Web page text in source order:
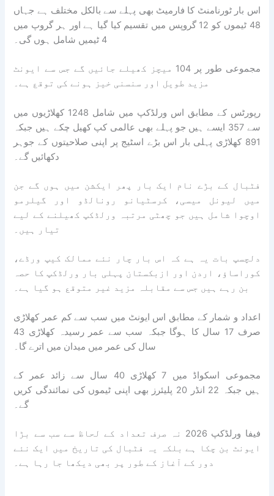
اس بار ٹورنامنٹ کا فارمیٹ بھی پہلے سے بالکل مختلف ہے جہاں
48 ٹیموں کو 12 گروپس میں تقسیم کیا گیا ہے اور ہر گروپ میں
4 ٹیمیں شامل ہوں گی۔
مجموعی طور پر 104 میچز کھیلے جائیں گے جس سے ایونٹ
مزید طویل اور سنسنی خیز ہونے کی توقع ہے۔
رپورٹس کے مطابق اس ورلڈکپ میں شامل 1248 کھلاڑیوں میں
سے 357 ایسے ہیں جو پہلے بھی عالمی کپ کھیل چکے ہیں جبکہ
891 کھلاڑی پہلی بار اس بڑے اسٹیج پر اپنی صلاحیتوں کے جوہر
دکھائیں گے۔
فٹبال کے بڑے نام ایک بار پھر ایکشن میں ہوں گے جن
میں لیونل میسی، کرسٹیانو رونالڈو اور گیلرمو
اوچوا شامل ہیں جو چھٹی مرتبہ ورلڈکپ کھیلنے کے لیے
تیار ہیں۔
دلچسپ بات یہ ہے کہ اس بار چار نئے ممالک کیپ ورڈے،
کوراساؤ، اردن اور ازبکستان پہلی بار ورلڈکپ کا حصہ
بن رہے ہیں جس سے مقابلہ مزید غیر متوقع ہو گیا ہے۔
اعداد و شمار کے مطابق اس ایونٹ میں سب سے کم عمر کھلاڑی
صرف 17 سال کا ہوگا جبکہ سب سے عمر رسیدہ کھلاڑی 43
سال کی عمر میں میدان میں اترے گا۔
مجموعی اسکواڈ میں 7 کھلاڑی 40 سال سے زائد عمر کے
ہیں جبکہ 22 انڈر 20 پلیئرز بھی اپنی ٹیموں کی نمائندگی کریں
گے۔
فیفا ورلڈکپ 2026 نہ صرف تعداد کے لحاظ سے سب سے بڑا
ایونٹ بن چکا ہے بلکہ یہ فٹبال کی تاریخ میں ایک نئے
دور کے آغاز کے طور پر بھی دیکھا جا رہا ہے۔